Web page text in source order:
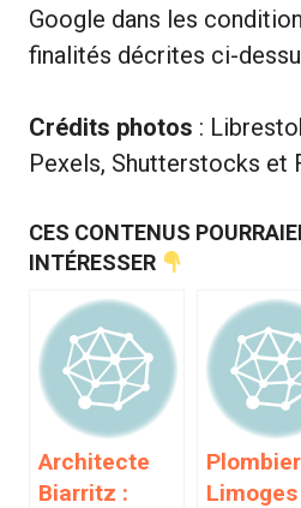
Google dans les
finalités décrites ci-
Crédits photos :
Pexels, Shutterstocks et
CES CONTENUS
INTÉRESSER
Architecte
Biarritz :
Plombier
Limoges